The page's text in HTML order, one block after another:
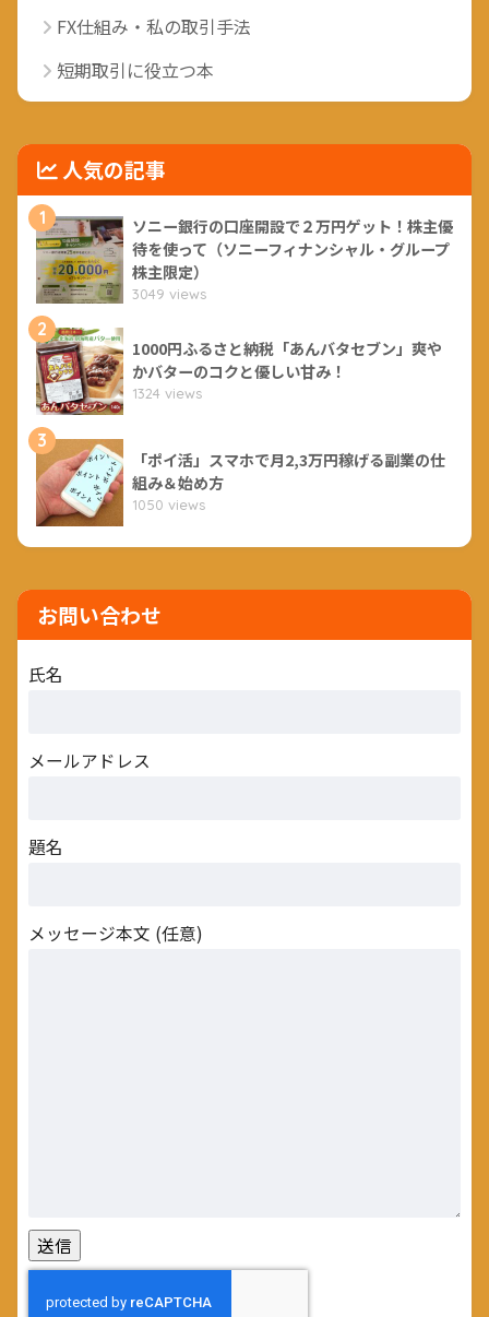
FX仕組み・私の取引手法
短期取引に役立つ本
人気の記事
1
ソニー銀行の口座開設で２万円ゲット！株主優
待を使って（ソニーフィナンシャル・グループ
株主限定）
3049 views
2
1000円ふるさと納税「あんバタセブン」爽や
かバターのコクと優しい甘み！
1324 views
3
「ポイ活」スマホで月2,3万円稼げる副業の仕
組み＆始め方
1050 views
お問い合わせ
氏名
メールアドレス
題名
メッセージ本文 (任意)